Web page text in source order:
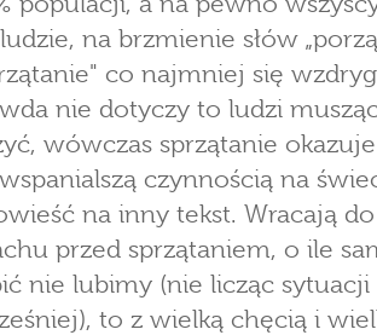
na brzmienie słów
co najmniej się
nie dotyczy to ludzi
wówczas sprzątanie
czynnością na
na inny tekst. Wracają
przed sprzątaniem, o ile
nie lubimy (nie licząc sytuacji
to z wielką chęcią i